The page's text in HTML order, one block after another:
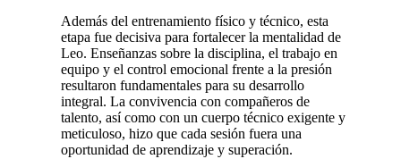
Además del entrenamiento físico y técnico, esta
etapa fue decisiva para fortalecer la mentalidad de
Leo. Enseñanzas sobre la disciplina, el trabajo en
equipo y el control emocional frente a la presión
resultaron fundamentales para su desarrollo
integral. La convivencia con compañeros de
talento, así como con un cuerpo técnico exigente y
meticuloso, hizo que cada sesión fuera una
oportunidad de aprendizaje y superación.